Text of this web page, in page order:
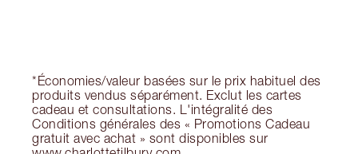
*Économies/valeur basées sur le prix habituel des
produits vendus séparément. Exclut les cartes
cadeau et consultations. L'intégralité des
Conditions générales des « Promotions Cadeau
gratuit avec achat » sont disponibles sur